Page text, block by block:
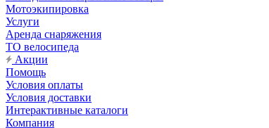
Мотоэкипировка
Услуги
Аренда снаряжения
ТО велосипеда
Акции
Помощь
Условия оплаты
Условия доставки
Интерактивные каталоги
Компания